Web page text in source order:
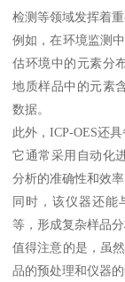
检测等领域发挥着重
例如，在环境监测
估环境中的元素分
地质样品中的元素
数据。
此外，ICP-OES还
它通常采用自动化
分析的准确性和效率
同时，该仪器还能
等，形成复杂样品
值得注意的是，虽
品的预处理和仪器的